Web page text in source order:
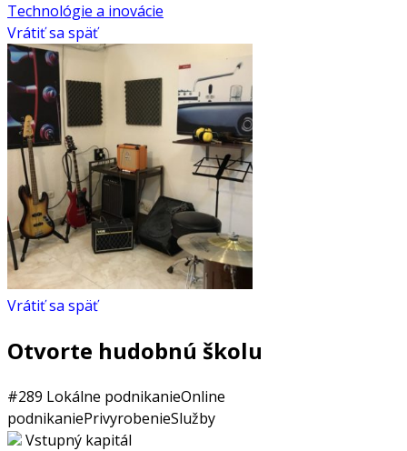
Technológie a inovácie
Vrátiť sa späť
Vrátiť sa späť
Otvorte hudobnú školu
#289 Lokálne podnikanieOnline
podnikaniePrivyrobenieSlužby
Vstupný kapitál